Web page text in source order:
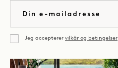
Enig
Jeg accepterer vilkår og betingelser